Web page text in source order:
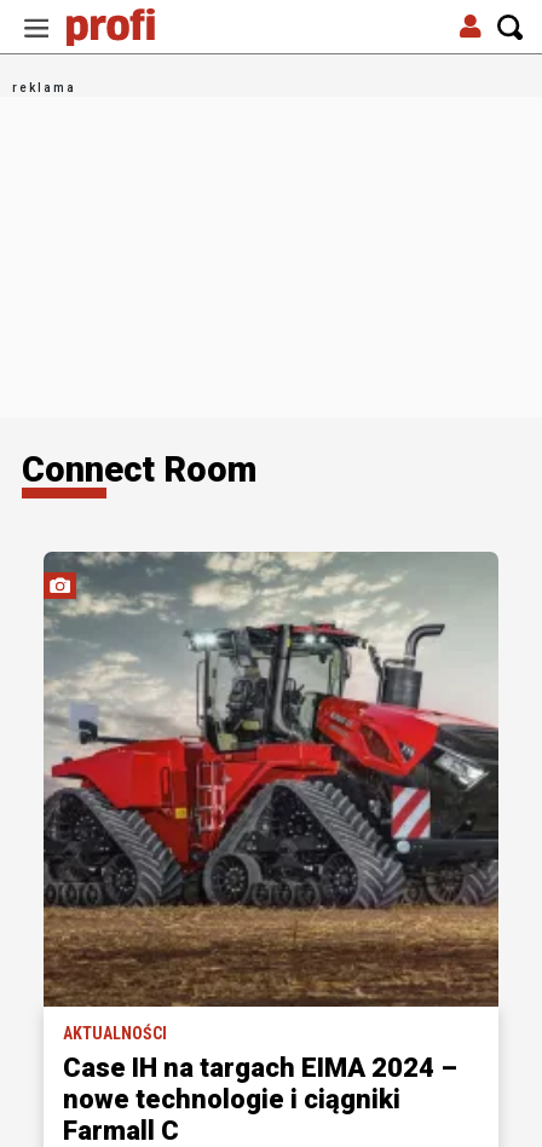
Connect Room
AKTUALNOŚCI
Case IH na targach EIMA 2024 –
nowe technologie i ciągniki
Farmall C